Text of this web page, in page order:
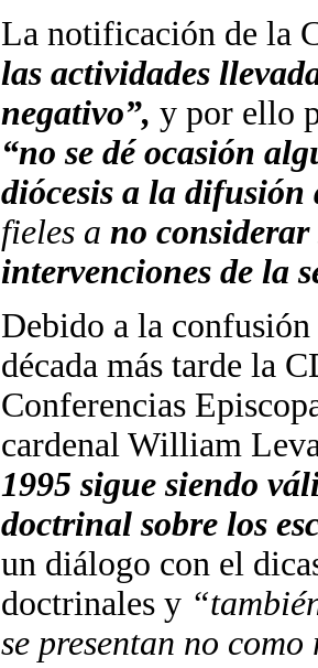
La notificación de la
las actividades
negativo”, y por ello
“no se dé ocasión
diócesis a la difusión
fieles a no considerar
intervenciones de la
Debido a la
década más tarde la
Conferencias
cardenal William
1995 sigue siendo
doctrinal sobre los
un diálogo con el
doctrinales y
se presentan no